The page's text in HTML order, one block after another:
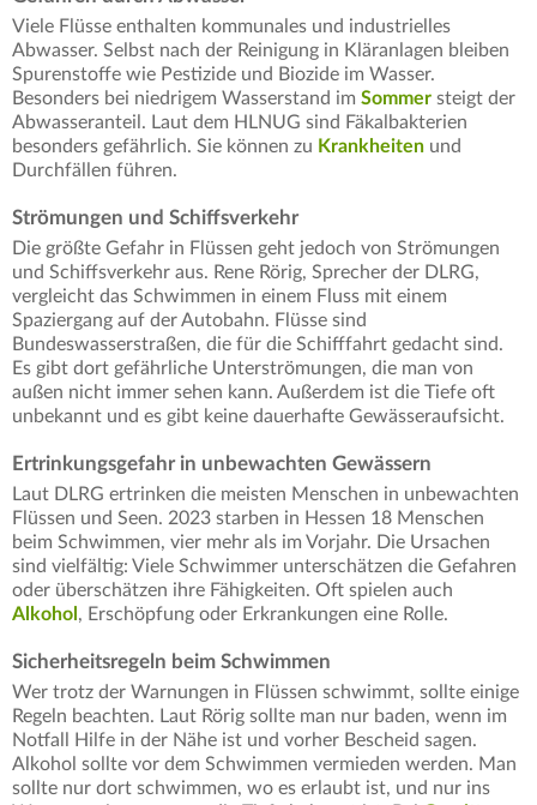
Viele Flüsse enthalten kommunales und industrielles
Abwasser. Selbst nach der Reinigung in Kläranlagen bleiben
Spurenstoffe wie Pestizide und Biozide im Wasser.
Besonders bei niedrigem Wasserstand im Sommer steigt der
Abwasseranteil. Laut dem HLNUG sind Fäkalbakterien
besonders gefährlich. Sie können zu Krankheiten und
Durchfällen führen.
Strömungen und Schiffsverkehr
Die größte Gefahr in Flüssen geht jedoch von Strömungen
und Schiffsverkehr aus. Rene Rörig, Sprecher der DLRG,
vergleicht das Schwimmen in einem Fluss mit einem
Spaziergang auf der Autobahn. Flüsse sind
Bundeswasserstraßen, die für die Schifffahrt gedacht sind.
Es gibt dort gefährliche Unterströmungen, die man von
außen nicht immer sehen kann. Außerdem ist die Tiefe oft
unbekannt und es gibt keine dauerhafte Gewässeraufsicht.
Ertrinkungsgefahr in unbewachten Gewässern
Laut DLRG ertrinken die meisten Menschen in unbewachten
Flüssen und Seen. 2023 starben in Hessen 18 Menschen
beim Schwimmen, vier mehr als im Vorjahr. Die Ursachen
sind vielfältig: Viele Schwimmer unterschätzen die Gefahren
oder überschätzen ihre Fähigkeiten. Oft spielen auch
Alkohol , Erschöpfung oder Erkrankungen eine Rolle.
Sicherheitsregeln beim Schwimmen
Wer trotz der Warnungen in Flüssen schwimmt, sollte einige
Regeln beachten. Laut Rörig sollte man nur baden, wenn im
Notfall Hilfe in der Nähe ist und vorher Bescheid sagen.
Alkohol sollte vor dem Schwimmen vermieden werden. Man
sollte nur dort schwimmen, wo es erlaubt ist, und nur ins